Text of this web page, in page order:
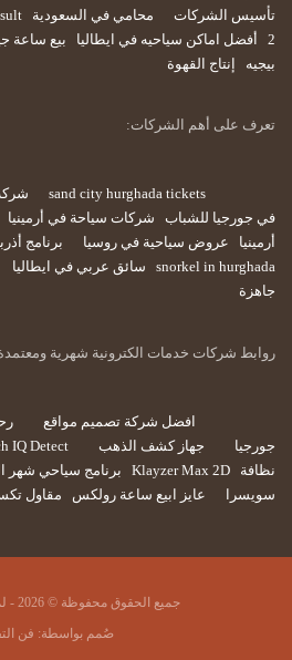
تأسيس الشركات
محامي في السعودية
2
أفضل اماكن سياحيه في ايطاليا بيع ساعة
بيجيه
إنتاج القهوة
تعرف على أهم الشركات:
sand city hurghada tickets
في جورجيا للشباب
شركات سياحة في أرمينيا
أرمينيا
عروض سياحية في روسيا برنامج
snorkel in hurghada
سائق عربي في ايطاليا
جاهزة
روابط شركات خدمات الكترونية شهرية
افضل شركة تصميم مواقع
جورجيا
جهاز كشف الذهب IQ Detect
نظافة
Klayzer Max 2D برنامج سياحي شهر
سويسرا
عايز ابيع ساعة رولكس مقاول
جميع الحقوق محفوظة © 2026 - لموقع فن التفكير.
صُمم بواسطة: فن